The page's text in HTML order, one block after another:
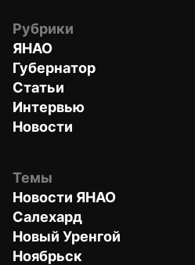
Рубрики
ЯНАО
Губернатор
Статьи
Интервью
Новости
Темы
Новости ЯНАО
Салехард
Новый Уренгой
Ноябрьск